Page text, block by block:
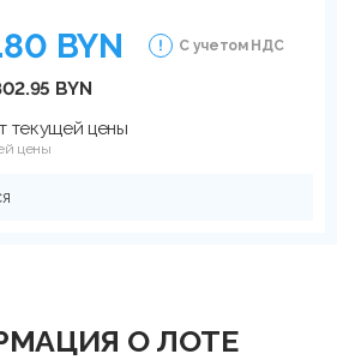
BYN С учетом НДС
BYN
текущей цены
цены
О ЛОТЕ